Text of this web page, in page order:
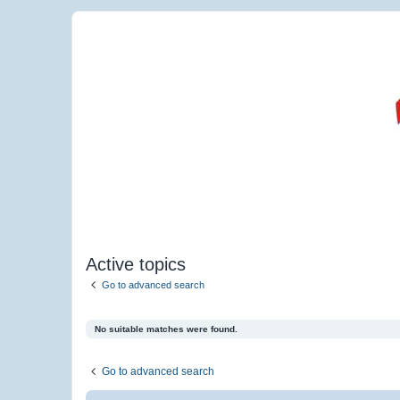
Active topics
Go to advanced search
No suitable matches were found.
Go to advanced search